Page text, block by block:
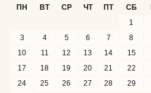
ПН ВТ СР ЧТ ПТ СБ
1
3
4 5 6 7 8
10
11 12 13 14 15
17
18 19 20 21 22
24
25 26 27 28 29